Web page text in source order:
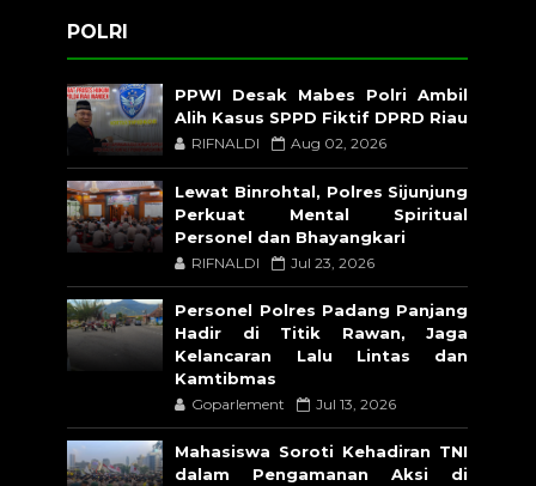
POLRI
PPWI Desak Mabes Polri Ambil
Alih Kasus SPPD Fiktif DPRD Riau
RIFNALDI Aug 02, 2026
Lewat Binrohtal, Polres Sijunjung
Perkuat Mental Spiritual
Personel dan Bhayangkari
RIFNALDI Jul 23, 2026
Personel Polres Padang Panjang
Hadir di Titik Rawan, Jaga
Kelancaran Lalu Lintas dan
Kamtibmas
Goparlement Jul 13, 2026
Mahasiswa Soroti Kehadiran TNI
dalam Pengamanan Aksi di